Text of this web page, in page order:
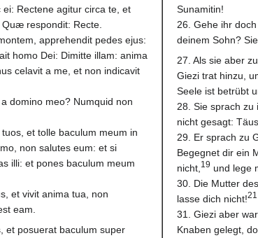
Rectene agitur circa te, et
respondit: Recte.
apprehendit pedes ejus:
homo Dei: Dimitte illam: anima
celavit a me, et non indicavit
domino meo? Numquid non
et tolle baculum meum in
non salutes eum: et si
illi: et pones baculum meum
et vivit anima tua, non
eam.
et posuerat baculum super
Sunamitin!
26. Gehe ihr
deinem Sohn?
27. Als sie aber
Giezi trat hinzu,
Seele ist betrübt
28. Sie sprach
nicht gesagt:
29. Er sprach zu
Begegnet dir ein
nicht, 19 und lege
30. Die Mutter
lasse dich nicht!21
31. Giezi aber
Knaben gelegt,